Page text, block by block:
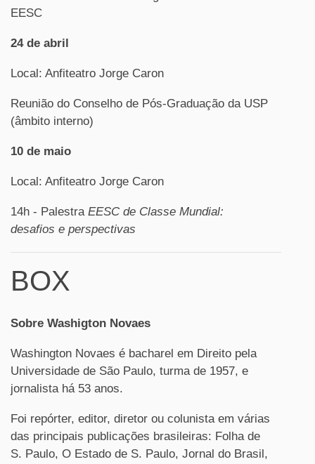
EESC
24 de abril
Local: Anfiteatro Jorge Caron
Reunião do Conselho de Pós-Graduação da USP
(âmbito interno)
10 de maio
Local: Anfiteatro Jorge Caron
14h - Palestra EESC de Classe Mundial:
desafios e perspectivas
BOX
Sobre Washigton Novaes
Washington Novaes é bacharel em Direito pela
Universidade de São Paulo, turma de 1957, e
jornalista há 53 anos.
Foi repórter, editor, diretor ou colunista em várias
das principais publicações brasileiras: Folha de
S. Paulo, O Estado de S. Paulo, Jornal do Brasil,